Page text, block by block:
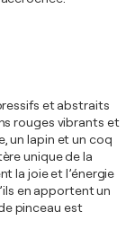
et abstraits
rouges vibrants et
un lapin et un coq
unique de la
la joie et l’énergie
en apportent un
pinceau est